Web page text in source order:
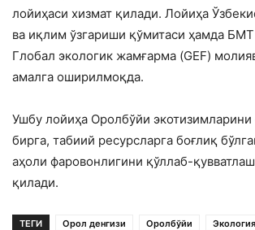
лойиҳаси хизмат қилади. Лойиҳа
ва иқлим ўзгариши қўмитаси ҳамда
Глобал экологик жамғарма (GEF)
амалга оширилмоқда.
Ушбу лойиҳа Оролбўйи
бирга, табиий ресурсларга боғлиқ
аҳоли фаровонлигини қўллаб-
қилади.
ТЕГИ Орол денгизи Оролбўйи Экология